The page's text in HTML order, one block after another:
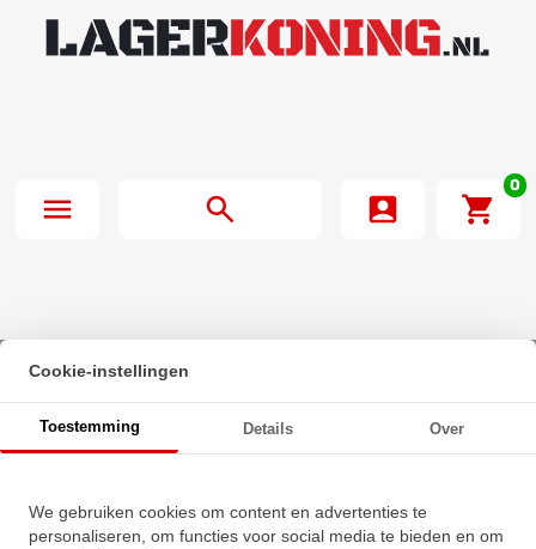
0
Beginpagina· IBB Insert Lager U006 RVS (30mm)
Cookie-instellingen
Toestemming Details Over
We gebruiken cookies om content en advertenties te
personaliseren, om functies voor social media te bieden en om
(30mm)